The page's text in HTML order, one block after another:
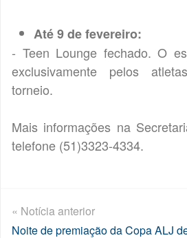
Até 9 de fevereiro:
- Teen Lounge fechado. O
exclusivamente pelos
torneio.
Mais informações na
telefone (51)3323-4334.
« Notícia anterior
Noite de premiação da Copa ALJ